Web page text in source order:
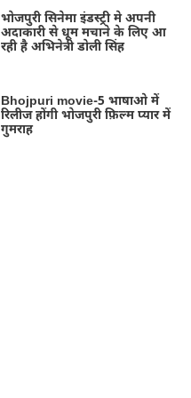
भोजपुरी सिनेमा इंडस्ट्री मे अपनी
अदाकारी से धूम मचाने के लिए आ
रही है अभिनेत्री डोली सिंह
Bhojpuri movie-5 भाषाओ में
रिलीज होंगी भोजपुरी फ़िल्म प्यार में
गुमराह